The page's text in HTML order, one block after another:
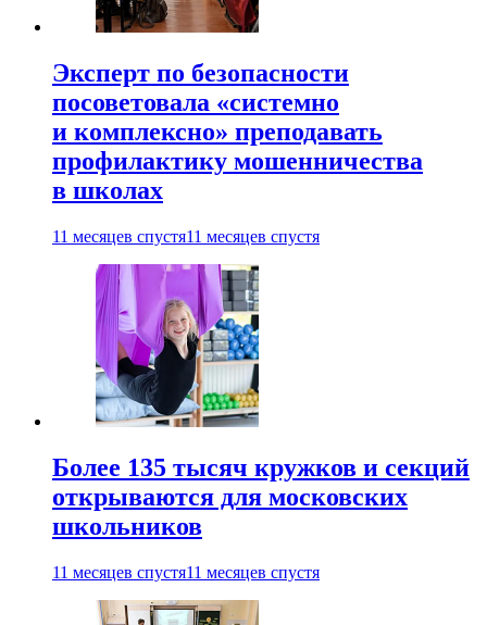
Эксперт по безопасности
посоветовала «системно
и комплексно» преподавать
профилактику мошенничества
в школах
11 месяцев спустя11 месяцев спустя
Более 135 тысяч кружков и секций
открываются для московских
школьников
11 месяцев спустя11 месяцев спустя